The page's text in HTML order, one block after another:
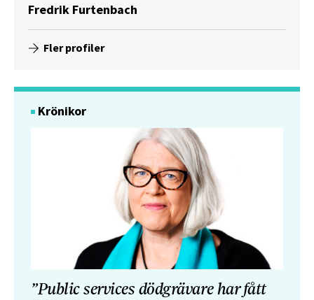
Fredrik Furtenbach
Fler profiler
Krönikor
”Public services dödgrävare har fått